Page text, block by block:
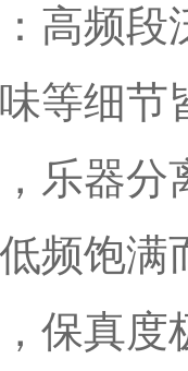
高频段
等细节
乐器分
频饱满
保真度